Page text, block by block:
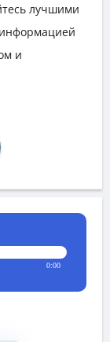
лучшими
и
0:00